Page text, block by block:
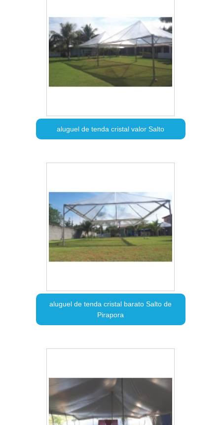
aluguel de tenda cristal valor Salto
aluguel de tenda cristal barato Salto de
Pirapora